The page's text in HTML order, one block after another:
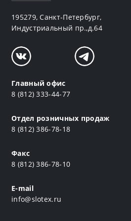
195279, Санкт-Петербург,
Индустриальный пр.,д.64
Главный офис
8 (812) 333-44-77
Отдел розничных продаж
8 (812) 386-78-18
Факс
8 (812) 386-78-10
E-mail
info@slotex.ru